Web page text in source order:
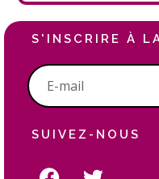
S'INSCRIRE À
SUIVEZ-NOUS